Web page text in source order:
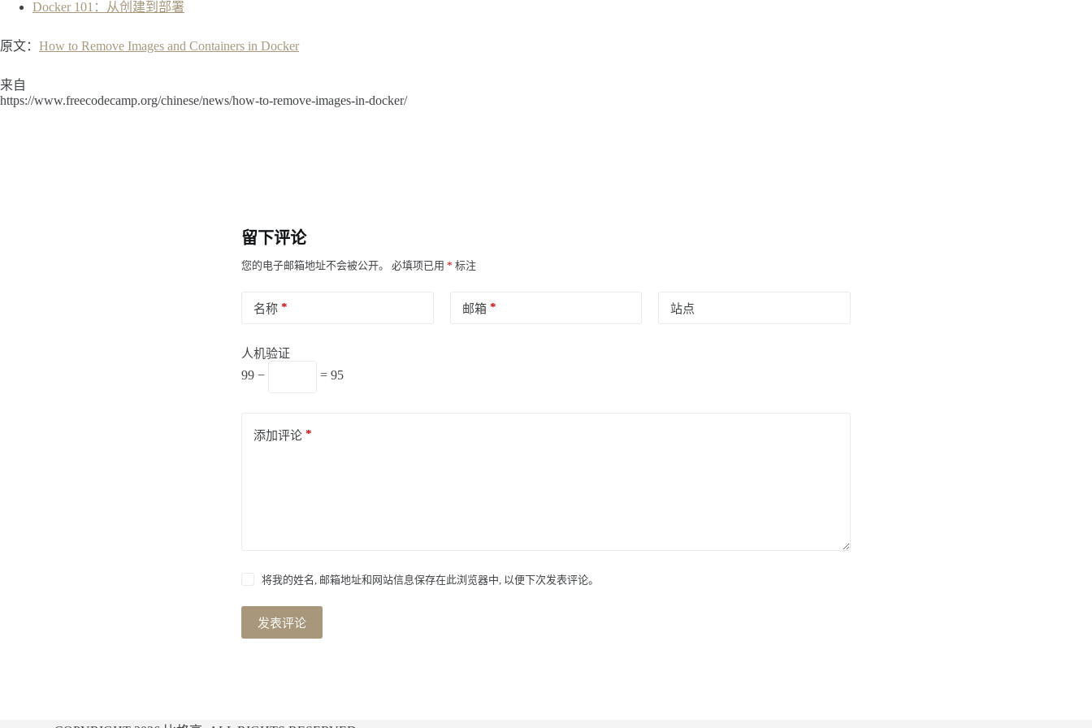
Docker 101：从创建到部署
原文： How to Remove Images and Containers in Docker
来自
https://www.freecodecamp.org/chinese/news/how-to-remove-images-in-docker/
留下评论
您的电子邮箱地址不会被公开。 必填项已用 * 标注
名称 * 邮箱* 站点
人机验证
99 − = 95
添加评论 *
将我的姓名, 邮箱地址和网站信息保存在此浏览器中, 以便下次发表评论。
发表评论